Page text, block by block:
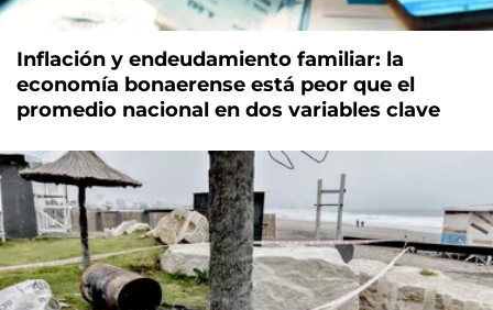
Inflación y endeudamiento familiar: la
economía bonaerense está peor que el
promedio nacional en dos variables clave